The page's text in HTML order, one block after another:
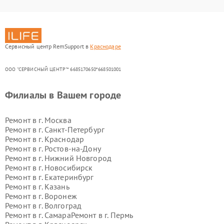
Сервисный центр RemSupport в Краснодаре
ООО "СЕРВИСНЫЙ ЦЕНТР"* 6685170650*668501001
Филиалы в Вашем городе
Ремонт в г. Москва
Ремонт в г. Санкт-Петербург
Ремонт в г. Краснодар
Ремонт в г. Ростов-на-Дону
Ремонт в г. Нижний Новгород
Ремонт в г. Новосибирск
Ремонт в г. Екатеринбург
Ремонт в г. Казань
Ремонт в г. Воронеж
Ремонт в г. Волгоград
Ремонт в г. СамараРемонт в г. Пермь